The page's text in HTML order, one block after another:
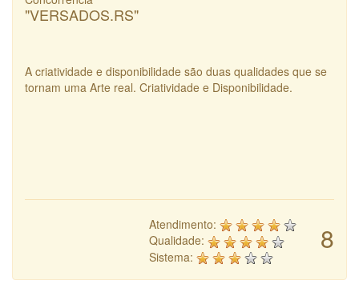
"VERSADOS.RS"
A criatividade e disponibilidade são duas qualidades que se
tornam uma Arte real. Criatividade e Disponibilidade.
8
Atendimento:
Qualidade:
Sistema: